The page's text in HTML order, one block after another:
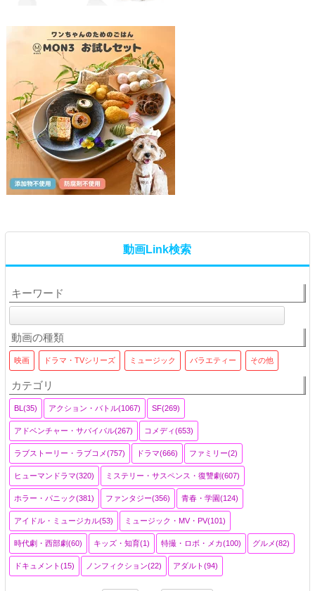
動画Link検索
キーワード
動画の種類
映画 ドラマ・TVシリーズ ミュージック バラエティー その他
カテゴリ
BL(35) アクション・バトル(1067) SF(269)
アドベンチャー・サバイバル(267) コメディ(653)
ラブストーリー・ラブコメ(757) ドラマ(666) ファミリー(2)
ヒューマンドラマ(320) ミステリー・サスペンス・復讐劇(607)
ホラー・パニック(381) ファンタジー(356) 青春・学園(124)
アイドル・ミュージカル(53) ミュージック・MV・PV(101)
時代劇・西部劇(60) キッズ・知育(1) 特撮・ロボ・メカ(100) グルメ(82)
ドキュメント(15) ノンフィクション(22) アダルト(94)